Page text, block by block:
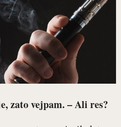
zato vejpam. – Ali res?